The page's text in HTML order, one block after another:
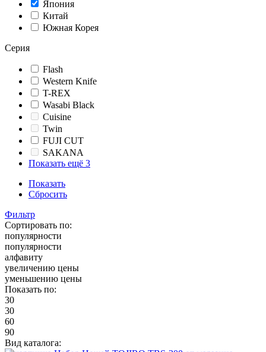
Япония
Китай
Южная Корея
Серия
Flash
Western Knife
T-REX
Wasabi Black
Cuisine
Twin
FUJI CUT
SAKANA
Показать ещё 3
Показать
Сбросить
Фильтр
Сортировать по:
популярности
популярности
алфавиту
увеличению цены
уменьшению цены
Показать по:
30
30
60
90
Вид каталога: